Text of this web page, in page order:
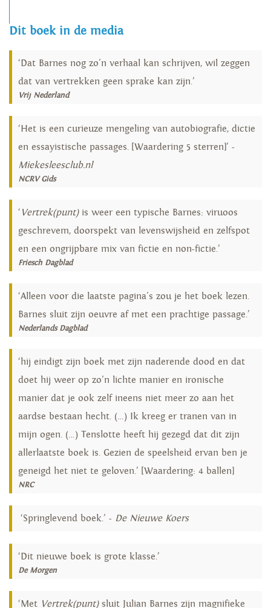
Dit boek in de media
‘Dat Barnes nog zo'n verhaal kan schrijven, wil zeggen
dat van vertrekken geen sprake kan zijn.’
Vrij Nederland
‘Het is een curieuze mengeling van autobiografie, dictie
en essayistische passages. [Waardering 5 sterren]’ -
Miekesleesclub.nl
NCRV Gids
‘ Vertrek(punt)is weer een typische Barnes: viruoos
geschrevem, doorspekt van levenswijsheid en zelfspot
en een ongrijpbare mix van fictie en non-fictie.’
Friesch Dagblad
‘Alleen voor die laatste pagina's zou je het boek lezen.
Barnes sluit zijn oeuvre af met een prachtige passage.’
Nederlands Dagblad
‘hij eindigt zijn boek met zijn naderende dood en dat
doet hij weer op zo’n lichte manier en ironische
manier dat je ook zelf ineens niet meer zo aan het
aardse bestaan hecht. (…) Ik kreeg er tranen van in
mijn ogen. (…) Tenslotte heeft hij gezegd dat dit zijn
allerlaatste boek is. Gezien de speelsheid ervan ben je
geneigd het niet te geloven.’ [Waardering: 4 ballen]
NRC
‘Springlevend boek.’ - De Nieuwe Koers
‘Dit nieuwe boek is grote klasse.’
De Morgen
‘Met Vertrek(punt)sluit Julian Barnes zijn magnifieke